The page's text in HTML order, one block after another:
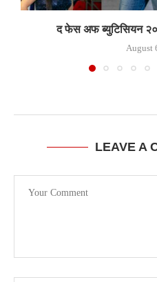
द फेस अफ ब्युटिसियन
August
LEAVE A